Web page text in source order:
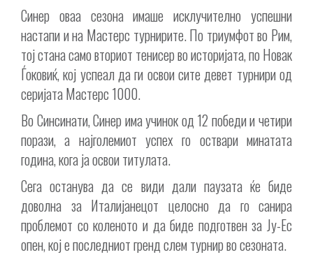
Синер оваа сезона имаше исклучително успешни
настапи и на Мастерс турнирите. По триумфот во Рим,
тој стана само вториот тенисер во историјата, по Новак
Ѓоковиќ, кој успеал да ги освои сите девет турнири од
серијата Мастерс 1000.
Во Синсинати, Синер има учинок од 12 победи и четири
порази, а најголемиот успех го оствари минатата
година, кога ја освои титулата.
Сега останува да се види дали паузата ќе биде
доволна за Италијанецот целосно да го санира
проблемот со коленото и да биде подготвен за Ју-Ес
опен, кој е последниот гренд слем турнир во сезоната.